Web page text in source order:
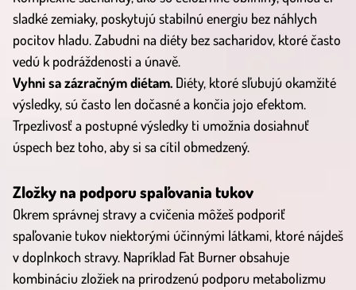
sladké zemiaky, poskytujú stabilnú energiu bez náhlych
pocitov hladu. Zabudni na diéty bez sacharidov, ktoré často
vedú k podráždenosti a únavě.
Vyhni sa zázračným diétam. Diéty, ktoré sľubujú okamžité
výsledky, sú často len dočasné a končia jojo efektom.
Trpezlivosť a postupné výsledky ti umožnia dosiahnuť
úspech bez toho, aby si sa cítil obmedzený.
Zložky na podporu spaľovania tukov
Okrem správnej stravy a cvičenia môžeš podporiť
spaľovanie tukov niektorými účinnými látkami, ktoré nájdeš
v doplnkoch stravy. Napríklad Fat Burner obsahuje
kombináciu zložiek na prirodzenú podporu metabolizmu